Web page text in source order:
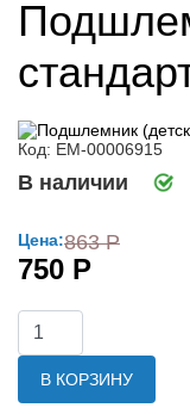
Код: ЕМ-00006915
В наличии
Цена:863 Р
750 Р
В КОРЗИНУ